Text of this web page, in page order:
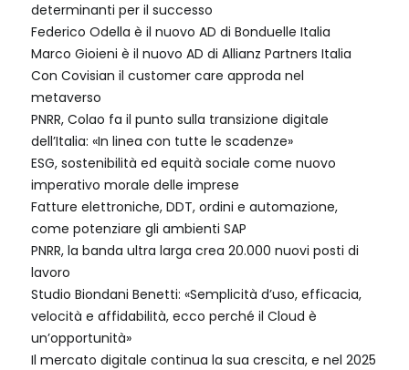
determinanti per il successo
Federico Odella è il nuovo AD di Bonduelle Italia
Marco Gioieni è il nuovo AD di Allianz Partners Italia
Con Covisian il customer care approda nel
metaverso
PNRR, Colao fa il punto sulla transizione digitale
dell’Italia: «In linea con tutte le scadenze»
ESG, sostenibilità ed equità sociale come nuovo
imperativo morale delle imprese
Fatture elettroniche, DDT, ordini e automazione,
come potenziare gli ambienti SAP
PNRR, la banda ultra larga crea 20.000 nuovi posti di
lavoro
Studio Biondani Benetti: «Semplicità d’uso, efficacia,
velocità e affidabilità, ecco perché il Cloud è
un’opportunità»
Il mercato digitale continua la sua crescita, e nel 2025